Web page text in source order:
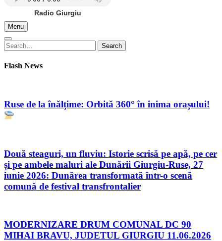
Radio Giurgiu
Menu
Search
for:
Search
Flash News
Ruse de la înălțime: Orbită 360° în inima orașului!
Două steaguri, un fluviu: Istorie scrisă pe apă, pe cer
și pe ambele maluri ale Dunării Giurgiu-Ruse, 27
iunie 2026: Dunărea transformată într-o scenă
comună de festival transfrontalier
MODERNIZARE DRUM COMUNAL DC 90
MIHAI BRAVU, JUDETUL GIURGIU 11.06.2026